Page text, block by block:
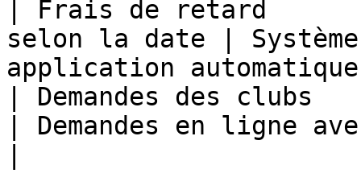
| Frais de retard
selon la date |
application
| Demandes des clubs
| Demandes en ligne